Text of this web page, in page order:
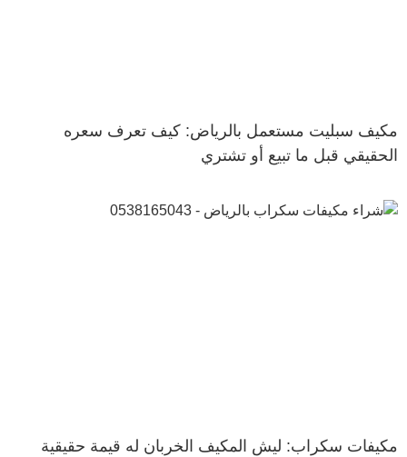
مكيف سبليت مستعمل بالرياض: كيف تعرف سعره
الحقيقي قبل ما تبيع أو تشتري
مكيفات سكراب: ليش المكيف الخربان له قيمة حقيقية